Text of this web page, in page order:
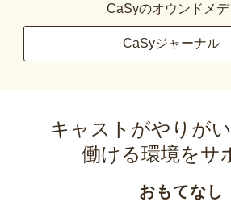
CaSyのオウンドメ
CaSyジャーナル
キャストがやりが
働ける環境をサ
おもてなし